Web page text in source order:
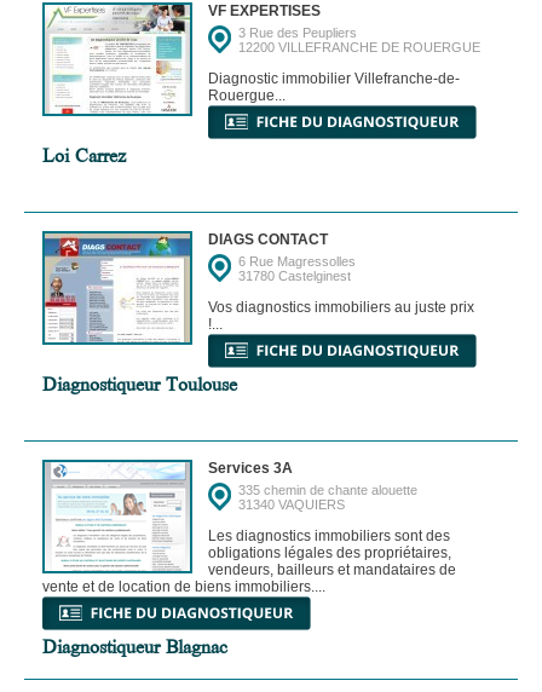
VF EXPERTISES
3 Rue des Peupliers
12200 VILLEFRANCHE DE ROUERGUE
Diagnostic immobilier Villefranche-de-
Rouergue...
Loi Carrez
DIAGS CONTACT
6 Rue Magressolles
31780 Castelginest
Vos diagnostics immobiliers au juste prix
!...
Diagnostiqueur Toulouse
Services 3A
335 chemin de chante alouette
31340 VAQUIERS
Les diagnostics immobiliers sont des
obligations légales des propriétaires,
vendeurs, bailleurs et mandataires de
vente et de location de biens immobiliers....
Diagnostiqueur Blagnac